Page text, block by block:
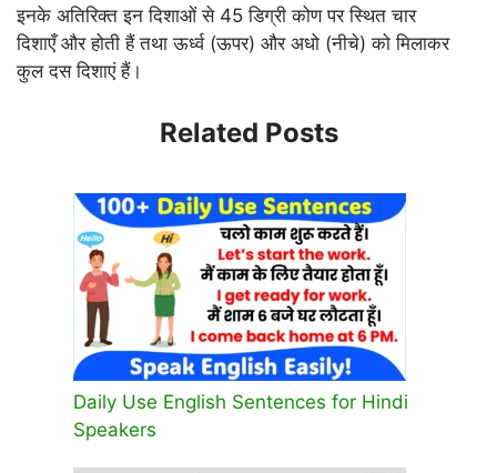
इनके अतिरिक्त इन दिशाओं से 45 डिग्री कोण पर स्थित चार
दिशाएँ और होती हैं तथा ऊर्ध्व (ऊपर) और अधो (नीचे) को मिलाकर
कुल दस दिशाएं हैं।
Related Posts
Daily Use English Sentences for Hindi
Speakers